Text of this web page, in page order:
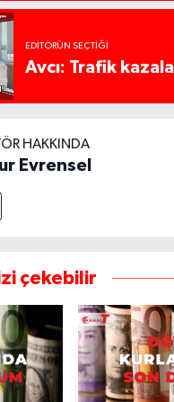
EDITÖRÜN SEÇTIĞI
Avcı: Trafik
HAKKINDA
Evrensel
çekebilir